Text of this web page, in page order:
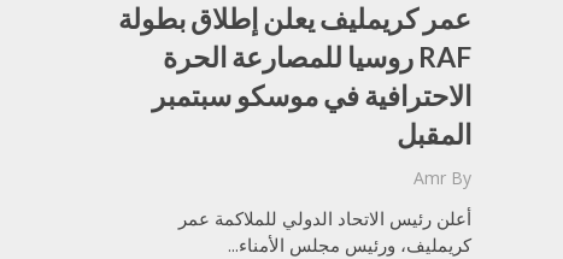
عمر كريمليف يعلن إطلاق بطولة
RAF روسيا للمصارعة الحرة
الاحترافية في موسكو سبتمبر
المقبل
By
Amr
أعلن رئيس الاتحاد الدولي للملاكمة عمر
كريمليف، ورئيس مجلس الأمناء...